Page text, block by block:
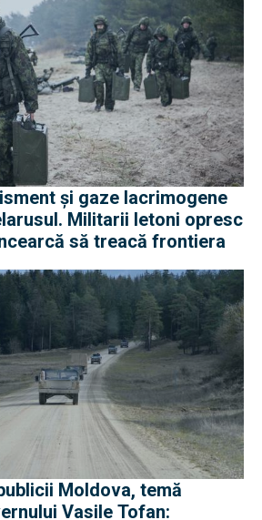
și gaze lacrimogene
Militarii letoni opresc
să treacă frontiera
Moldova, temă
Vasile Tofan: